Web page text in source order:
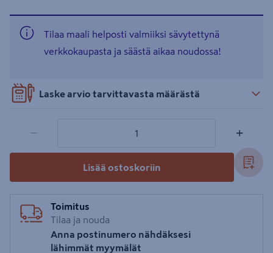
Tilaa maali helposti valmiiksi sävytettynä
verkkokaupasta ja säästä aikaa noudossa!
Laske arvio tarvittavasta määrästä
− +
Lisää ostoskoriin
Toimitus
Tilaa ja nouda
Anna postinumero nähdäksesi
lähimmät myymälät